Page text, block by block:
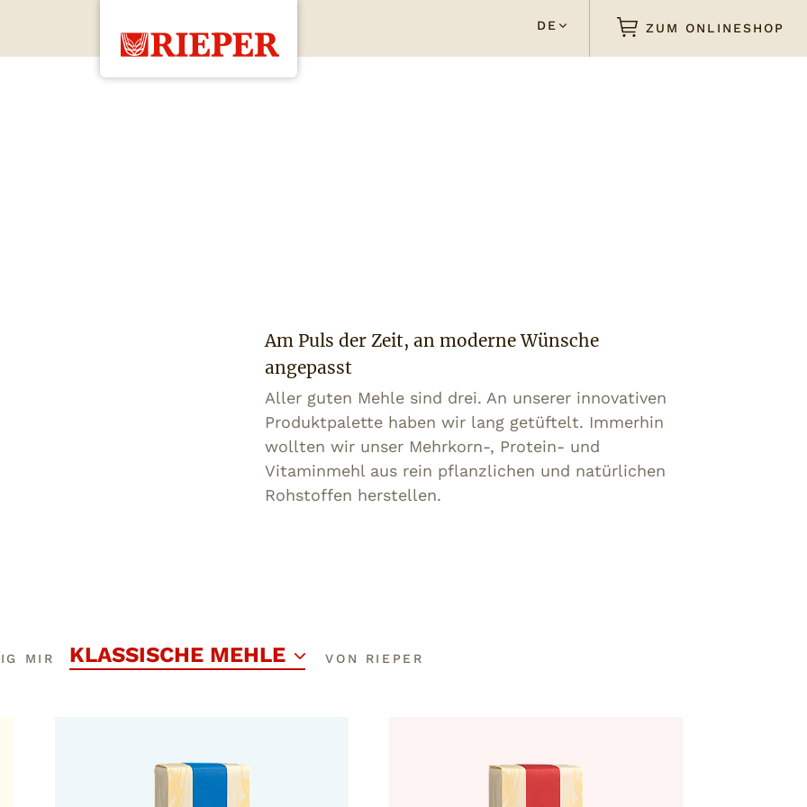
DE ZUM ONLINESHOP
Am Puls der Zeit, an moderne Wünsche
angepasst
Aller guten Mehle sind drei. An unserer innovativen
Produktpalette haben wir lang getüftelt. Immerhin
wollten wir unser Mehrkorn-, Protein- und
Vitaminmehl aus rein pflanzlichen und natürlichen
Rohstoffen herstellen.
MIR KLASSISCHE MEHLE VON RIEPER